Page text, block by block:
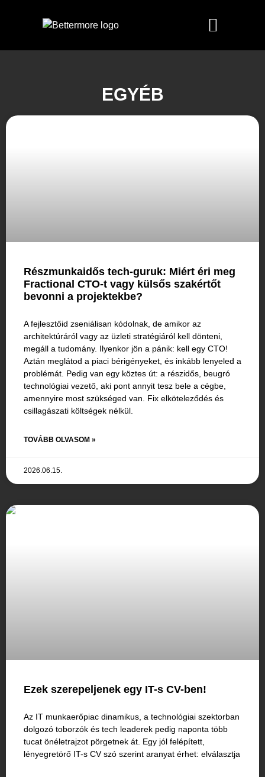
EGYÉB
Részmunkaidős tech-guruk: Miért éri meg
Fractional CTO-t vagy külsős szakértőt
bevonni a projektekbe?
A fejlesztőid zseniálisan kódolnak, de amikor az
architektúráról vagy az üzleti stratégiáról kell dönteni,
megáll a tudomány. Ilyenkor jön a pánik: kell egy CTO!
Aztán meglátod a piaci bérigényeket, és inkább lenyeled a
problémát. Pedig van egy köztes út: a részidős, beugró
technológiai vezető, aki pont annyit tesz bele a cégbe,
amennyire most szükséged van. Fix elköteleződés és
csillagászati költségek nélkül.
TOVÁBB OLVASOM »
2026.06.15.
Ezek szerepeljenek egy IT-s CV-ben!
Az IT munkaerőpiac dinamikus, a technológiai szektorban
dolgozó toborzók és tech leaderek pedig naponta több
tucat önéletrajzot pörgetnek át. Egy jól felépített,
lényegretörő IT-s CV szó szerint aranyat érhet: elválasztja